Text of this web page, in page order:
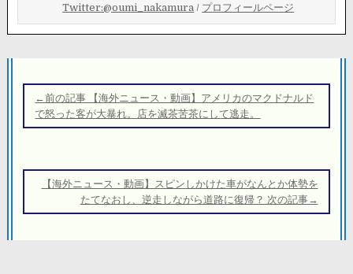
Twitter:@oumi_nakamura / プロフィールページ
稿
ナ
ー
←前の記事 【海外ニュース・動画】アメリカのマクドナルド
で怒った客が大暴れ。店を滅茶苦茶にして逃走。
【海外ニュース・動画】スピンしかけた車がなんとか体勢を
たてなおし、逆走しながら道路に復帰？ 次の記事→